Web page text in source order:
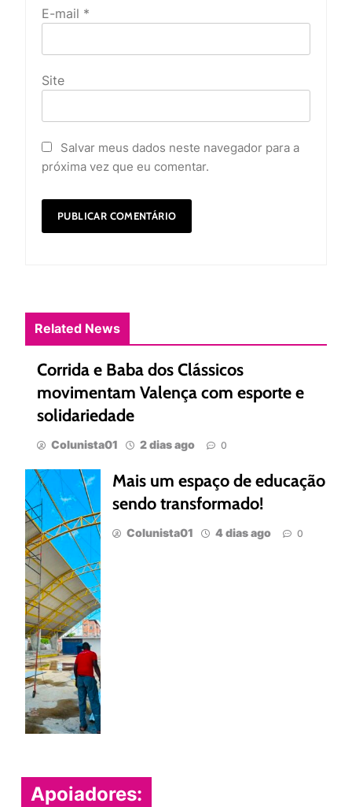
Apoiadores:
E-mail *
Site
Salvar meus dados neste navegador para a
próxima vez que eu comentar.
Related News
Corrida e Baba dos Clássicos
movimentam Valença com esporte e
solidariedade
Colunista01 2 dias ago 0
Mais um espaço de educação
sendo transformado!
Colunista01 4 dias ago 0